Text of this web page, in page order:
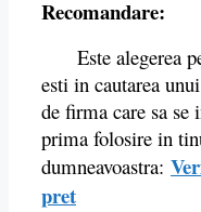
Recomandare:
Este alegerea
esti in cautarea
de firma care sa se
prima folosire in
dumneavoastra:
pret